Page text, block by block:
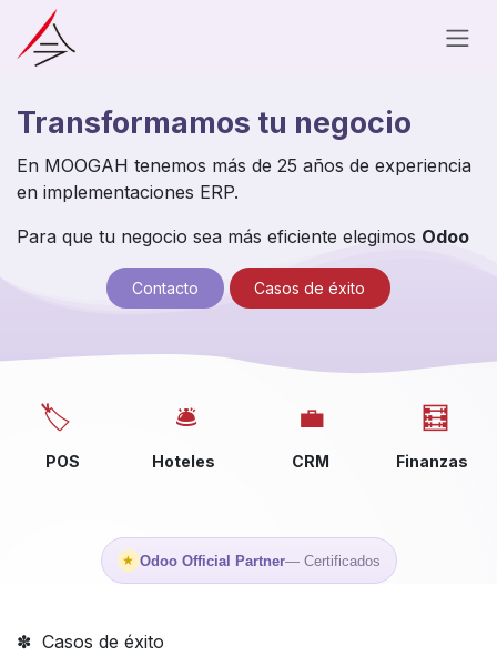
Ir al contenido
Transformamos tu negocio
En MOOGAH tenemos más de 25 años de experiencia
en implementaciones ERP.
Para que tu negocio sea más eficiente elegimos Odoo
Con​​​​​​​​​​tac​​t​​o Casos de éx​​​​ito
🏷️
POS
🛎️
Hoteles
💼
CRM
🧮
Finanzas
★ Odoo Official Partner— Certificados
✽ Casos de éxito